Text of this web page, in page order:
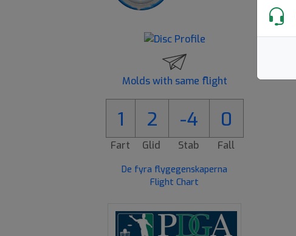
Molds with same flight
1 2 -4 0
Fart Glid Stab Fall
De fyra flygegenskaperna
Flight Chart